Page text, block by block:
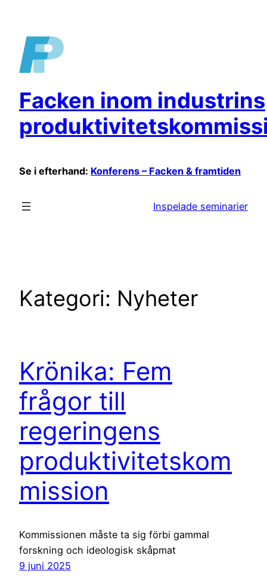
innehåll
Facken inom industrins
Se i efterhand: Konferens – Facken & framtiden
Inspelade seminarier
Kategori: Nyheter
Krönika: Fem
frågor till
regeringens
produktivitetskom
mission
Kommissionen måste ta sig förbi gammal
forskning och ideologisk skåpmat
9 juni 2025